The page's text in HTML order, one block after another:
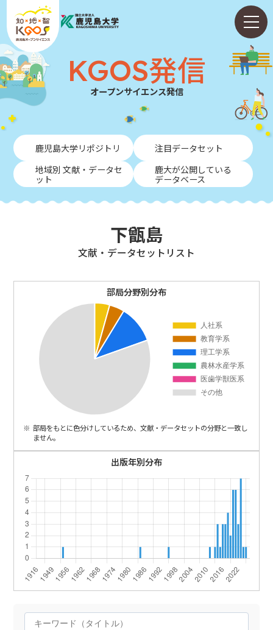
KGOS発信
オープンサイエンス発信
鹿児島大学リポジトリ
注目データセット
地域別 文献・データセ
ット
鹿大が公開している
データベース
下甑島
⽂献・データセットリスト
部局分野別分布
部局をもとに色分けしているため、文献・データセットの分野と一致し
ません。
出版年別分布
ホーム
ABOUT
KGOS発信
NEWS
ENGLISH